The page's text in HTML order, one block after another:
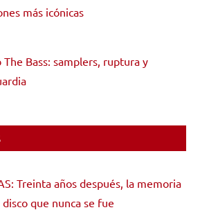
más icónicas
The Bass: samplers, ruptura y
Treinta años después, la memoria
que nunca se fue